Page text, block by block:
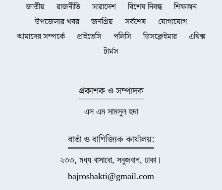
জাতীয় রাজনীতি সারাদেশ বিশেষ নিবন্ধ
শিক্ষাঙ্গন
উপজেলার খবর
জনপ্রিয় সর্বশেষ
যোগাযোগ
আমাদের সম্পর্কে
প্রাইভেসি পলিসি ডিসক্লেইমার
এথিক্স
টার্মস
প্রকাশক ও সম্পাদক
এস এম সামসুল হুদা
বার্তা ও বাণিজ্যিক কার্যালয়:
২৩৩, মধ্য বাসাবো, সবুজবাগ, ঢাকা।
bajroshakti@gmail.com